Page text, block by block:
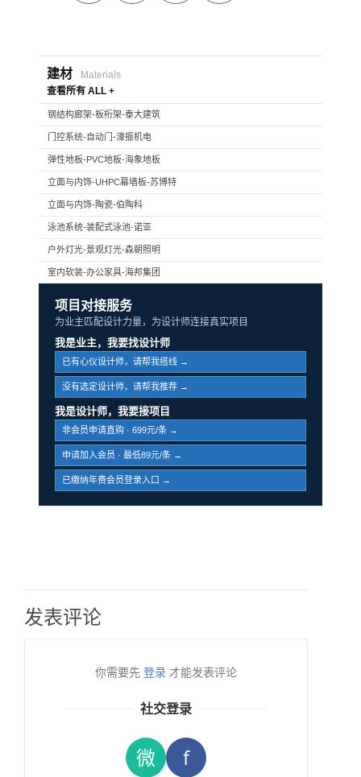
建材
Materials
查看所有 ALL +
钢结构廊架-板桁架-泰大建筑
门控系统-自动门-濠振机电
弹性地板-PVC地板-海象地板
立面与内饰-UHPC幕墙板-苏博特
立面与内饰-陶瓷-伯陶科
泳池系统-装配式泳池-诺亚
户外灯光-景观灯光-森朝照明
室内软装-办公家具-海邦集团
项目对接服务
为业主匹配设计力量，为设计师连接真实项目
我是业主，我要找设计师
已有心仪设计师，请帮我搭线 →
没有选定设计师，请帮我推荐 →
我是设计师，我要接项目
非会员申请直购 · 699元/条 →
申请加入会员 · 最低89元/条 →
已缴纳年费会员登录入口 →
发表评论
你需要先 登录 才能发表评论
社交登录
微 f